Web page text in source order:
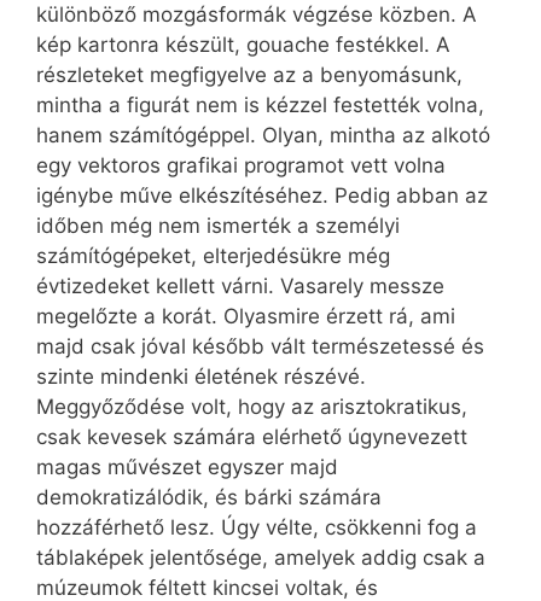
különböző mozgásformák végzése közben. A
kép kartonra készült, gouache festékkel. A
részleteket megfigyelve az a benyomásunk,
mintha a figurát nem is kézzel festették volna,
hanem számítógéppel. Olyan, mintha az alkotó
egy vektoros grafikai programot vett volna
igénybe műve elkészítéséhez. Pedig abban az
időben még nem ismerték a személyi
számítógépeket, elterjedésükre még
évtizedeket kellett várni. Vasarely messze
megelőzte a korát. Olyasmire érzett rá, ami
majd csak jóval később vált természetessé és
szinte mindenki életének részévé.
Meggyőződése volt, hogy az arisztokratikus,
csak kevesek számára elérhető úgynevezett
magas művészet egyszer majd
demokratizálódik, és bárki számára
hozzáférhető lesz. Úgy vélte, csökkenni fog a
táblaképek jelentősége, amelyek addig csak a
múzeumok féltett kincsei voltak, és